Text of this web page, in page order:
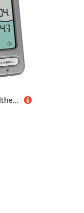
TFA Dostmann Venice Poolthermometer, 30.3056.10, zur Überwachung der Wassertemperatur in Pool, Teich oder Whirlpool, Digitales Funk-Poolthermometer, Grau, L 116 x B 24 (65) x H 126 mm